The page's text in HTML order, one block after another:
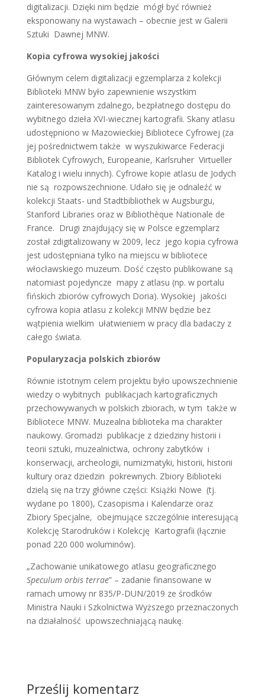
digitalizacji. Dzięki nim będzie mógł być również
eksponowany na wystawach – obecnie jest w Galerii
Sztuki Dawnej MNW.
Kopia cyfrowa wysokiej jakości
Głównym celem digitalizacji egzemplarza z kolekcji
Biblioteki MNW było zapewnienie wszystkim
zainteresowanym zdalnego, bezpłatnego dostępu do
wybitnego dzieła XVI-wiecznej kartografii. Skany atlasu
udostępniono w Mazowieckiej Bibliotece Cyfrowej (za
jej pośrednictwem także w wyszukiwarce Federacji
Bibliotek Cyfrowych, Europeanie, Karlsruher Virtueller
Katalog i wielu innych). Cyfrowe kopie atlasu de Jodych
nie są rozpowszechnione. Udało się je odnaleźć w
kolekcji Staats- und Stadtbibliothek w Augsburgu,
Stanford Libraries oraz w Bibliothèque Nationale de
France. Drugi znajdujący się w Polsce egzemplarz
został zdigitalizowany w 2009, lecz jego kopia cyfrowa
jest udostępniana tylko na miejscu w bibliotece
włocławskiego muzeum. Dość często publikowane są
natomiast pojedyncze mapy z atlasu (np. w portalu
fińskich zbiorów cyfrowych Doria). Wysokiej jakości
cyfrowa kopia atlasu z kolekcji MNW będzie bez
wątpienia wielkim ułatwieniem w pracy dla badaczy z
całego świata.
Popularyzacja polskich zbiorów
Równie istotnym celem projektu było upowszechnienie
wiedzy o wybitnych publikacjach kartograficznych
przechowywanych w polskich zbiorach, w tym także w
Bibliotece MNW. Muzealna biblioteka ma charakter
naukowy. Gromadzi publikacje z dziedziny historii i
teorii sztuki, muzealnictwa, ochrony zabytków i
konserwacji, archeologii, numizmatyki, historii, historii
kultury oraz dziedzin pokrewnych. Zbiory Biblioteki
dzielą się na trzy główne części: Książki Nowe (tj.
wydane po 1800), Czasopisma i Kalendarze oraz
Zbiory Specjalne, obejmujące szczególnie interesującą
Kolekcję Starodruków i Kolekcję Kartografii (łącznie
ponad 220 000 woluminów).
„Zachowanie unikatowego atlasu geograficznego
Speculum orbis terrae” – zadanie finansowane w
ramach umowy nr 835/P-DUN/2019 ze środków
Ministra Nauki i Szkolnictwa Wyższego przeznaczonych
na działalność upowszechniającą naukę.
Prześlij komentarz